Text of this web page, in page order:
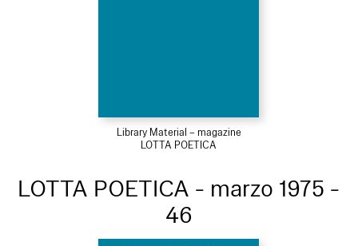
Library Material – magazine
LOTTA POETICA
LOTTA POETICA - marzo 1975 -
46